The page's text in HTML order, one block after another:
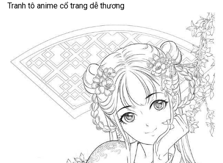
Tranh tô anime cổ trang dễ thương